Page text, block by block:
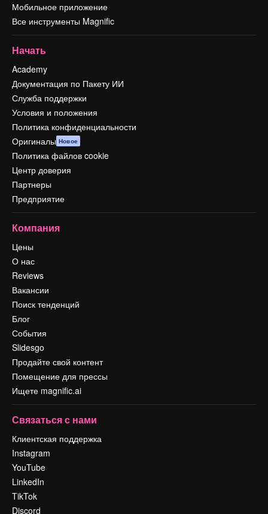
Мобильное приложение
Все инструменты Magnific
Начать
Academy
Документация по Пакету ИИ
Служба поддержки
Условия и положения
Политика конфиденциальности
Оригиналы Новое
Политика файлов cookie
Центр доверия
Партнеры
Предприятие
Компания
Цены
О нас
Reviews
Вакансии
Поиск тенденций
Блог
События
Slidesgo
Продайте свой контент
Помещение для прессы
Ищете magnific.ai
Связаться с нами
Клиентская поддержка
Instagram
YouTube
LinkedIn
TikTok
Discord